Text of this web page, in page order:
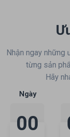
00
Ngày
Nhận ngay những
từng sản
Hãy